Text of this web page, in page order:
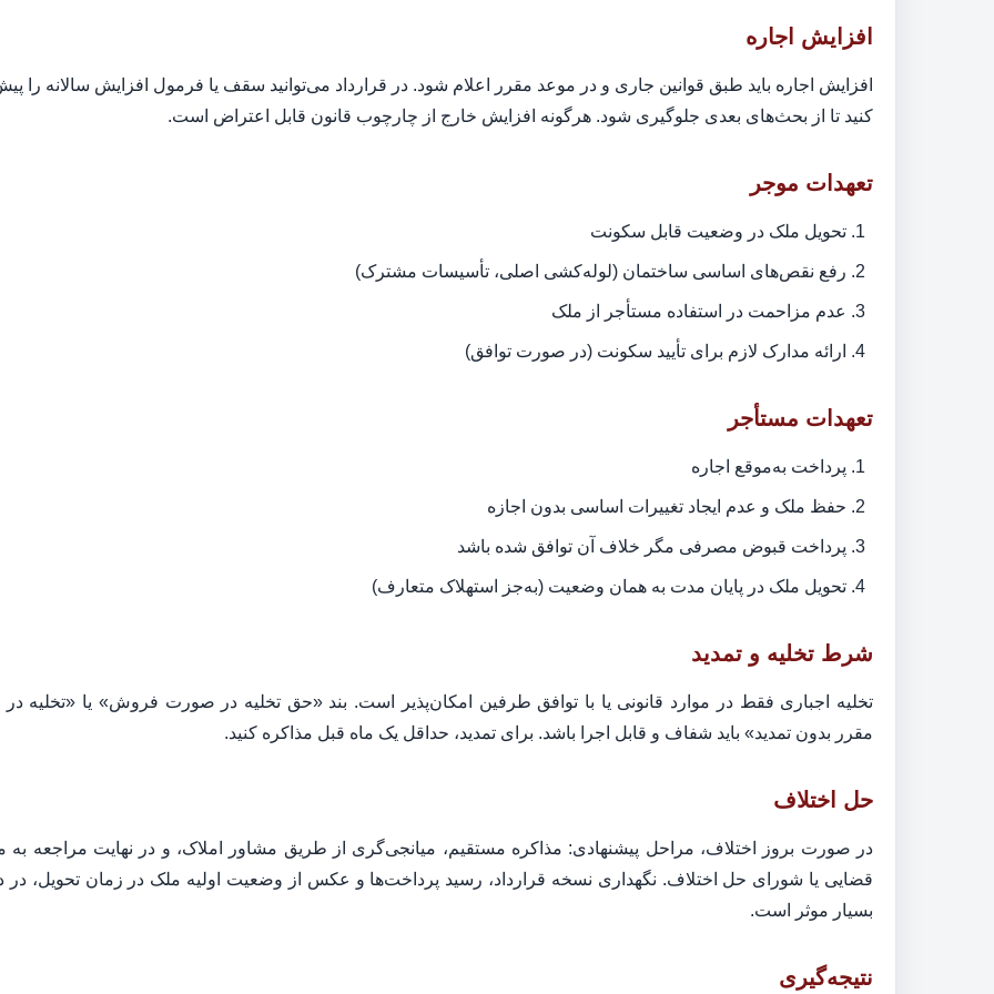
افزایش اجاره
افزایش اجاره باید طبق قوانین جاری و در موعد مقرر اعلام شود. در قرارداد می‌توانید سقف یا فرمول افزایش سالانه را
کنید تا از بحث‌های بعدی جلوگیری شود. هرگونه افزایش خارج از چارچوب قانون قابل اعتراض است.
تعهدات موجر
تحویل ملک در وضعیت قابل سکونت
رفع نقص‌های اساسی ساختمان (لوله‌کشی اصلی، تأسیسات مشترک)
عدم مزاحمت در استفاده مستأجر از ملک
ارائه مدارک لازم برای تأیید سکونت (در صورت توافق)
تعهدات مستأجر
پرداخت به‌موقع اجاره
حفظ ملک و عدم ایجاد تغییرات اساسی بدون اجازه
پرداخت قبوض مصرفی مگر خلاف آن توافق شده باشد
تحویل ملک در پایان مدت به همان وضعیت (به‌جز استهلاک متعارف)
شرط تخلیه و تمدید
تخلیه اجباری فقط در موارد قانونی یا با توافق طرفین امکان‌پذیر است. بند «حق تخلیه در صورت فروش» یا «تخلیه
مقرر بدون تمدید» باید شفاف و قابل اجرا باشد. برای تمدید، حداقل یک ماه قبل مذاکره کنید.
حل اختلاف
در صورت بروز اختلاف، مراحل پیشنهادی: مذاکره مستقیم، میانجی‌گری از طریق مشاور املاک، و در نهایت مراجعه به
قضایی یا شورای حل اختلاف. نگهداری نسخه قرارداد، رسید پرداخت‌ها و عکس از وضعیت اولیه ملک در زمان تحویل، در
بسیار موثر است.
نتیجه‌گیری